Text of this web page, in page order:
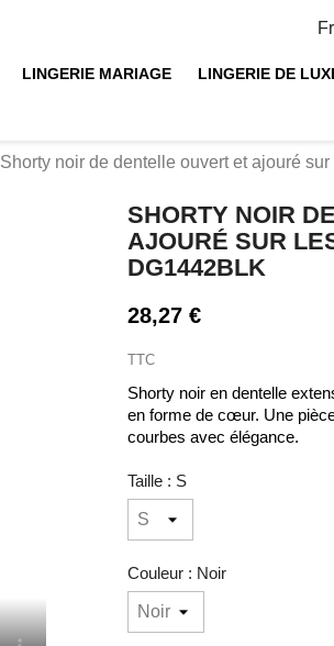
LINGERIE MARIAGE LINGERIE DE
Shorty noir de dentelle ouvert et ajouré
SHORTY NOIR
AJOURÉ SUR
DG1442BLK
28,27 €
TTC
Shorty noir en dentelle
en forme de cœur. Une
courbes avec élégance.
Taille : S
Couleur : Noir